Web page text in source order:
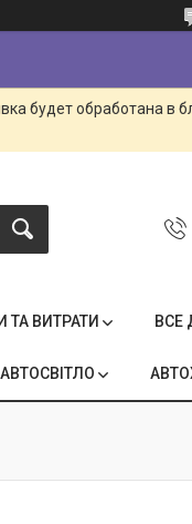
будет обработана в
ВИТРАТИ ВСЕ
АВТОСВІТЛО